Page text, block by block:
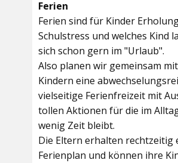
Ferien
Ferien sind für Kinder
Schulstress und welches Kind
sich schon gern im "Urlaub".
Also planen wir gemeinsam
Kindern eine
vielseitige Ferienfreizeit mit
tollen Aktionen für die im
wenig Zeit bleibt.
Die Eltern erhalten rechtzeitig
Ferienplan und können ihre